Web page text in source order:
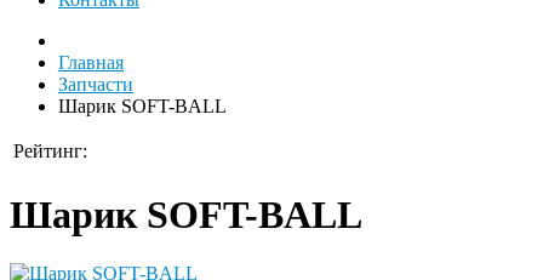
Главная
Запчасти
Шарик SOFT-BALL
Рейтинг:
Шарик SOFT-BALL